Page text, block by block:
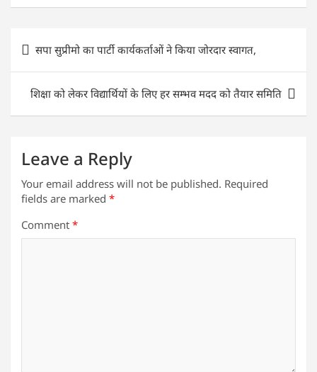
at
s
A
p
p
c
e
b
o
o
itt
er
k
e
dI
n
ai
l
ar
e
Post
navigation
सपा सुप्रीमो का पार्टी कार्यकर्ताओं ने किया जोरदार स्वागत,
शिक्षा को लेकर विद्यार्थियों के लिए हर सम्भव मदद को तैयार समिति
Leave a Reply
Your email address will not be published. Required
fields are marked *
Comment *